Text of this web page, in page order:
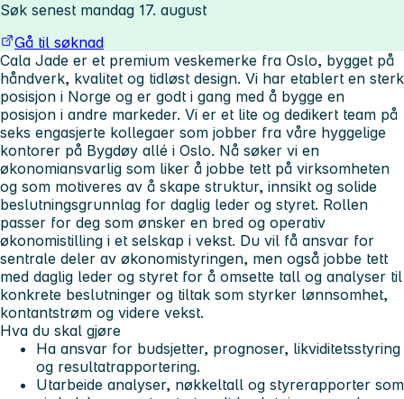
Søk senest mandag 17. august
Gå til søknad
Cala Jade er et premium veskemerke fra Oslo, bygget på
håndverk, kvalitet og tidløst design. Vi har etablert en sterk
posisjon i Norge og er godt i gang med å bygge en
posisjon i andre markeder. Vi er et lite og dedikert team på
seks engasjerte kollegaer som jobber fra våre hyggelige
kontorer på Bygdøy allé i Oslo. Nå søker vi en
økonomiansvarlig som liker å jobbe tett på virksomheten
og som motiveres av å skape struktur, innsikt og solide
beslutningsgrunnlag for daglig leder og styret. Rollen
passer for deg som ønsker en bred og operativ
økonomistilling i et selskap i vekst. Du vil få ansvar for
sentrale deler av økonomistyringen, men også jobbe tett
med daglig leder og styret for å omsette tall og analyser til
konkrete beslutninger og tiltak som styrker lønnsomhet,
kontantstrøm og videre vekst.
Hva du skal gjøre
Ha ansvar for budsjetter, prognoser, likviditetsstyring
og resultatrapportering.
Utarbeide analyser, nøkkeltall og styrerapporter som